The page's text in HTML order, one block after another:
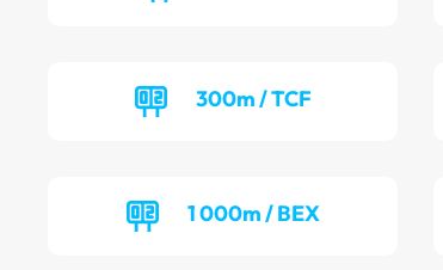
300m / TCF
1 000m / BEX